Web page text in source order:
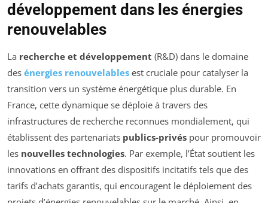
développement dans les énergies
renouvelables
La recherche et développement (R&D) dans le domaine
des énergies renouvelables est cruciale pour catalyser la
transition vers un système énergétique plus durable. En
France, cette dynamique se déploie à travers des
infrastructures de recherche reconnues mondialement, qui
établissent des partenariats publics-privés pour promouvoir
les nouvelles technologies. Par exemple, l’État soutient les
innovations en offrant des dispositifs incitatifs tels que des
tarifs d’achats garantis, qui encouragent le déploiement des